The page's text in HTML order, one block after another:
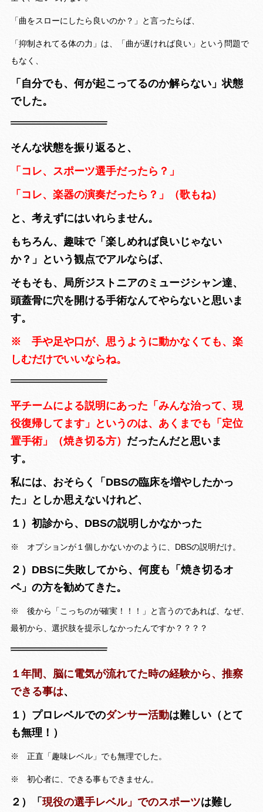
「曲をスローにしたら良いのか？」と言ったらば、
「抑制されてる体の力」は、「曲が遅ければ良い」という問題で
もなく、
「自分でも、何が起こってるのか解らない」状態
でした。
そんな状態を振り返ると、
「コレ、スポーツ選手だったら？」
「コレ、楽器の演奏だったら？」（歌もね）
と、考えずにはいれらません。
もちろん、趣味で「楽しめれば良いじゃない
か？」という観点でアルならば、
そもそも、局所ジストニアのミュージシャン達、
頭蓋骨に穴を開ける手術なんてやらないと思いま
す。
※ 手や足や口が、思うように動かなくても、楽
しむだけでいいならね。
平チームによる説明にあった「みんな治って、現
役復帰してます」というのは、あくまでも「定位
置手術」（焼き切る方） だったんだと思いま
す。
私には、おそらく「DBSの臨床を増やしたかっ
た」としか思えないけれど、
１）初診から、DBSの説明しかなかった
※ オプションが１個しかないかのように、DBSの説明だけ。
２）DBSに失敗してから、何度も「焼き切るオ
ペ」の方を勧めてきた。
※ 後から「こっちのが確実！！！」と言うのであれば、なぜ、
最初から、選択肢を提示しなかったんですか？？？？
１年間、脳に電気が流れてた時の経験から、推察
できる事は、
１）プロレベルでのダンサー活動は難しい（とて
も無理！）
※ 正直「趣味レベル」でも無理でした。
※ 初心者に、できる事もできません。
２）「 現役の選手レベル」でのスポーツは難し